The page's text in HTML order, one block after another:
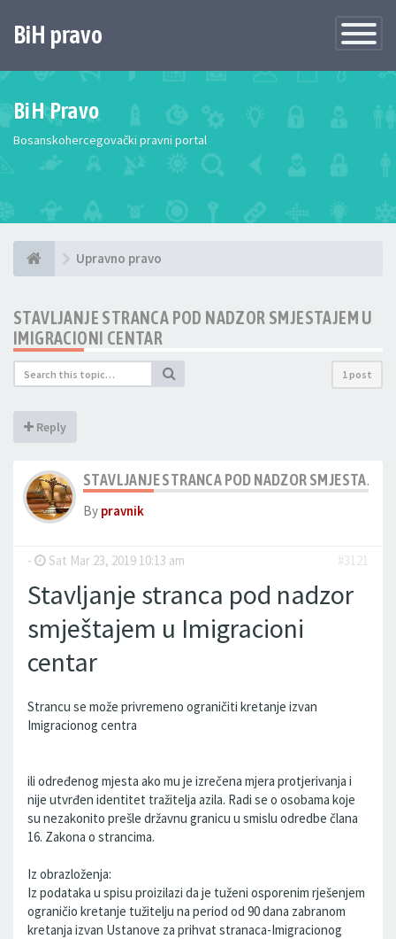
Toggle
BiH pravo
BiH Pravo
Bosanskohercegovački pravni portal
Upravno pravo
STAVLJANJE STRANCA POD NADZOR SMJESTAJEM U
IMIGRACIONI CENTAR
1 post
Reply
STAVLJANJE STRANCA POD NADZOR
By pravnik
- Sat Mar 23, 2019 10:13 am #3121
Stavljanje stranca pod nadzor
smještajem u Imigracioni
centar
Strancu se može privremeno ograničiti kretanje izvan
Imigracionog centra
ili određenog mjesta ako mu je izrečena mjera protjerivanja i
nije utvrđen identitet tražitelja azila. Radi se o osobama koje
su nezakonito prešle državnu granicu u smislu odredbe člana
16. Zakona o strancima.
Iz obrazloženja:
Iz podataka u spisu proizilazi da je tuženi osporenim rješenjem
ograničio kretanje tužitelju na period od 90 dana zabranom
kretanja izvan Ustanove za prihvat stranaca-Imigracionog